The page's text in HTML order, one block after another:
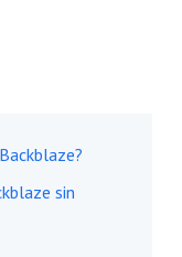
sin